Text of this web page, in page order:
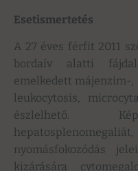
Esetismertetés
A 27 éves férfit 2011
bordaív alatti
emelkedett májenzim-,
leukocytosis,
észlelhető.
nyomásfokozódás
kizárására